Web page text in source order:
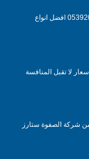
شركة مكافحة حشرات بالرياض 0539205789 افضل انواع
لا تقبل المنافسة
شركة الصفوة ستارز